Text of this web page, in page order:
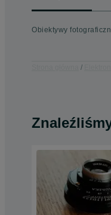
Obiektywy